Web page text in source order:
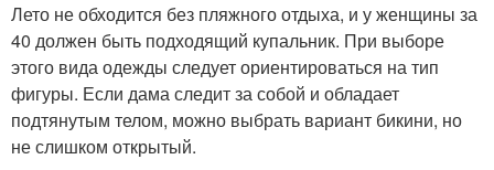
Лето не обходится без пляжного отдыха, и у женщины за
40 должен быть подходящий купальник. При выборе
этого вида одежды следует ориентироваться на тип
фигуры. Если дама следит за собой и обладает
подтянутым телом, можно выбрать вариант бикини, но
не слишком открытый.